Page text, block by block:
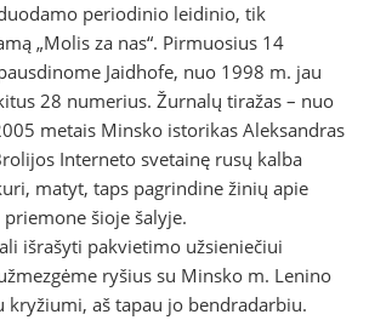
periodinio leidinio, tik
„Molis za nas“. Pirmuosius 14
Jaidhofe, nuo 1998 m. jau
28 numerius. Žurnalų tiražas – nuo
metais Minsko istorikas Aleksandras
Interneto svetainę rusų kalba
matyt, taps pagrindine žinių apie
šioje šalyje.
išrašyti pakvietimo užsieniečiui
ryšius su Minsko m. Lenino
kryžiumi, aš tapau jo bendradarbiu.